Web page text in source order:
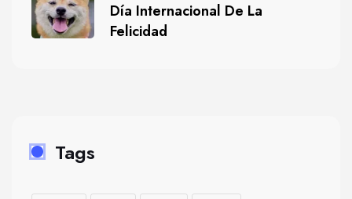
Día Internacional De La
Felicidad
Tags